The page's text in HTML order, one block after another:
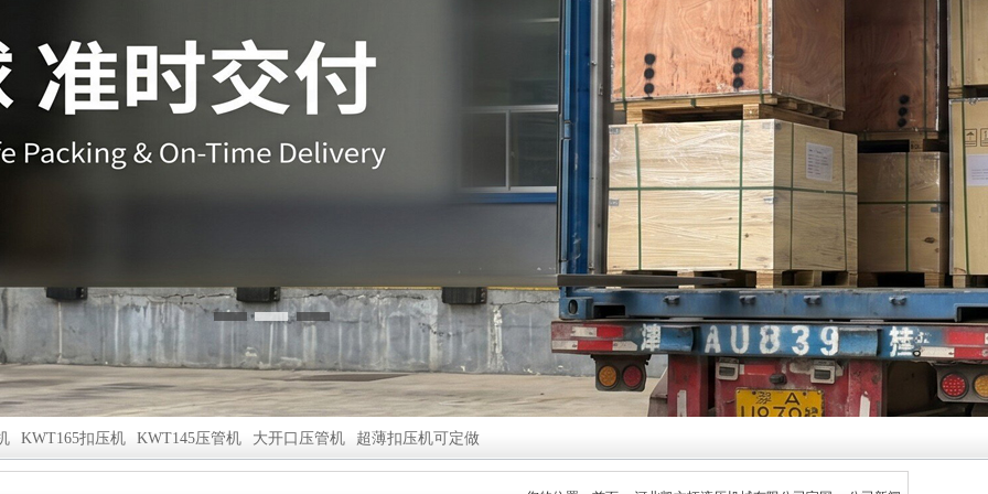
KWT165扣压机 KWT145压管机 大开口压管机 超薄扣压机可定做